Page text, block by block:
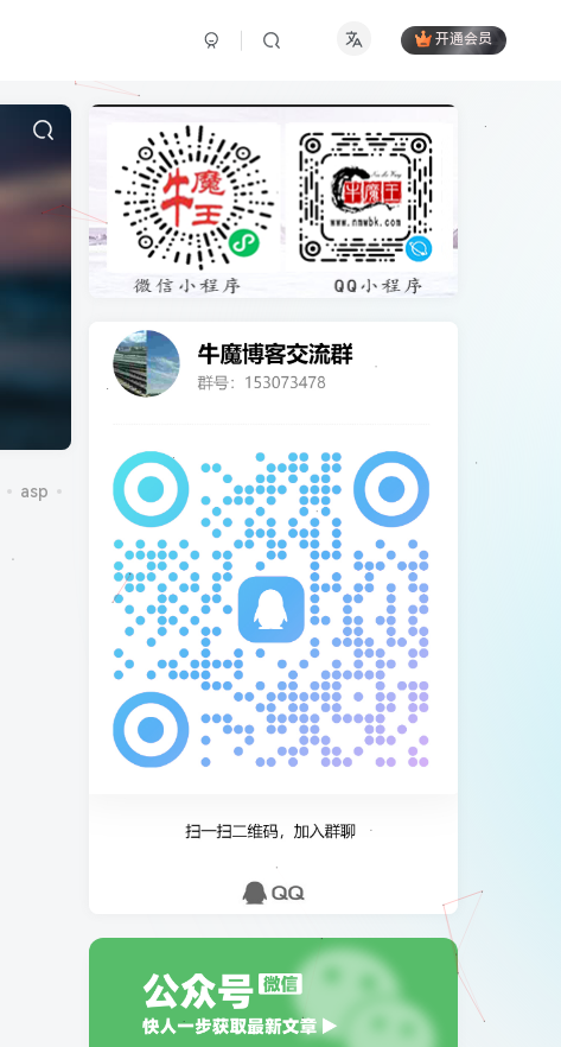
开通会员
asp CentOS7 CorePress cpu cydia DCRM